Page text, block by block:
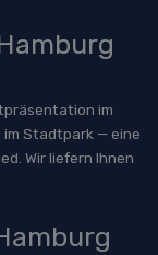
im
im Stadtpark — eine
Wir liefern Ihnen